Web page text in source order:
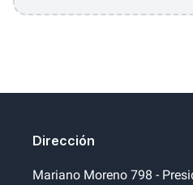
Dirección
Mariano Moreno 798 -